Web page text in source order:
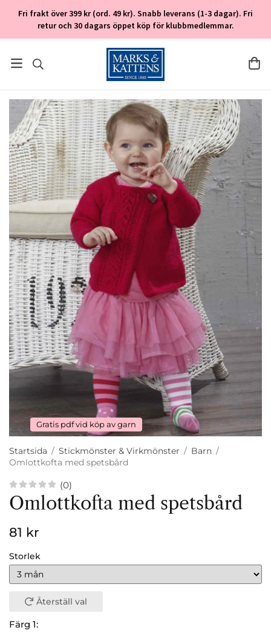
Fri frakt över 399 kr (ord. 49 kr). Snabb leverans (1-3 dagar). Fri
retur och 30 dagars öppet köp för klubbmedlemmar.
Gratis pdf vid köp av garn
Startsida / Stickmönster & Virkmönster / Barn /
Omlottkofta med spetsbård
(0)
Omlottkofta med spetsbård
81 kr
Storlek
Återställ val
Färg 1: